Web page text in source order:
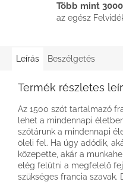
Több mint
az egész
Leírás Beszélgetés
Termék részletes
Az 1500 szót tartalmazó
lehet a mindennapi
szótárunk a mindennapi
öleli fel. Ha úgy adódik,
közepette, akár a
elég felütni a megfelelő
szükséges francia szavak.